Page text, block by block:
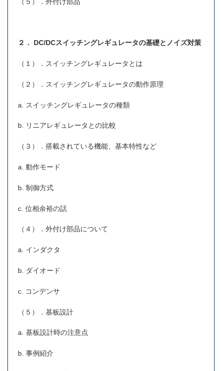
２． DC/DCスイッチングレギュレータの基礎とノイズ対策
（１）．スイッチングレギュレータとは
（２）．スイッチングレギュレータの動作原理
a. スイッチングレギュレータの種類
b. リニアレギュレータとの比較
（３）．搭載されている機能、基本特性など
a. 動作モード
b. 制御方式
c. 位相余裕の話
（４）．外付け部品について
a. インダクタ
b. ダイオード
c. コンデンサ
（５）．基板設計
a. 基板設計時の注意点
b. 事例紹介